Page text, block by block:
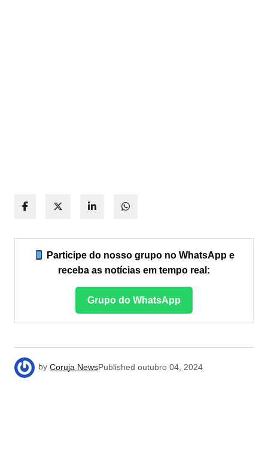
Participe do nosso grupo no WhatsApp e
receba as notícias em tempo real:
Grupo do WhatsApp
by Coruja NewsPublished outubro 04, 2024